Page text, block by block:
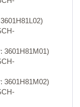
3601H81M01)
3601H81M02)